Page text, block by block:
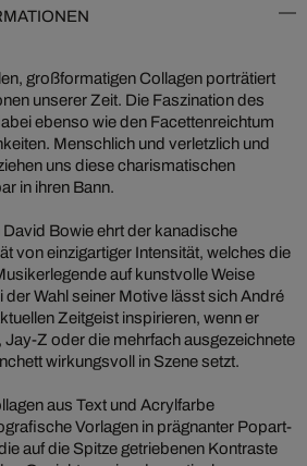
großformatigen Collagen porträtiert
unserer Zeit. Die Faszination des
ebenso wie den Facettenreichtum
Menschlich und verletzlich und
uns diese charismatischen
in ihren Bann.
Bowie ehrt der kanadische
von einzigartiger Intensität, welches die
auf kunstvolle Weise
der Wahl seiner Motive lässt sich André
Zeitgeist inspirieren, wenn er
Jay-Z oder die mehrfach ausgezeichnete
wirkungsvoll in Szene setzt.
aus Text und Acrylfarbe
Vorlagen in prägnanter Popart-
auf die Spitze getriebenen Kontraste